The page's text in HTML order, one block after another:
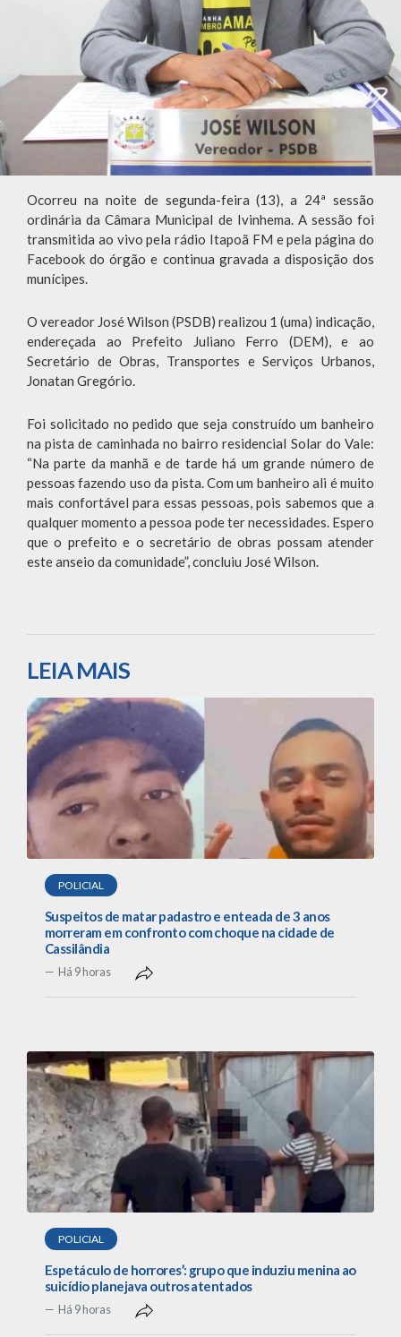
Ocorreu na noite de segunda-feira (13), a 24ª sessão
ordinária da Câmara Municipal de Ivinhema. A sessão foi
transmitida ao vivo pela rádio Itapoã FM e pela página do
Facebook do órgão e continua gravada a disposição dos
munícipes.
O vereador José Wilson (PSDB) realizou 1 (uma) indicação,
endereçada ao Prefeito Juliano Ferro (DEM), e ao
Secretário de Obras, Transportes e Serviços Urbanos,
Jonatan Gregório.
Foi solicitado no pedido que seja construído um banheiro
na pista de caminhada no bairro residencial Solar do Vale:
“Na parte da manhã e de tarde há um grande número de
pessoas fazendo uso da pista. Com um banheiro ali é muito
mais confortável para essas pessoas, pois sabemos que a
qualquer momento a pessoa pode ter necessidades. Espero
que o prefeito e o secretário de obras possam atender
este anseio da comunidade”, concluiu José Wilson.
LEIA MAIS
POLICIAL
Suspeitos de matar padastro e enteada de 3 anos
morreram em confronto com choque na cidade de
Cassilândia
Há 9 horas
POLICIAL
Espetáculo de horrores’: grupo que induziu menina ao
suicídio planejava outros atentados
Há 9 horas